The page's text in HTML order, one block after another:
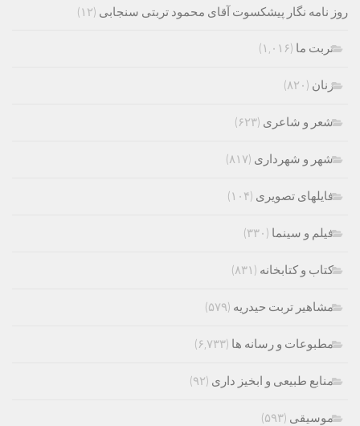
روز نامه نگار پیشکسوت آقای محمود تربتی سنجابی (۱۲)
تربت ما (۱,۰۱۶)
زنان (۸۲۰)
شعر و شاعری (۶۲۳)
شهر و شهرداری (۸۱۷)
فایلهای تصویری (۱۰۴)
فیلم و سینما (۳۳۰)
کتاب و کتابخانه (۸۳۱)
مشاهیر تربت حیدریه (۵۷۹)
مطبوعات و رسانه ها (۶,۷۳۳)
منابع طبیعی و ابخیز داری (۹۲)
موسیقی (۵۹۳)